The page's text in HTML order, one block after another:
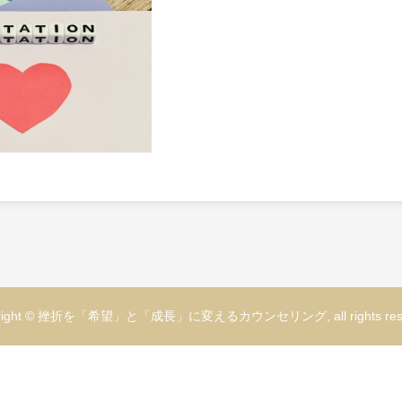
© 挫折を「希望」と「成長」に変えるカウンセリング, all rights